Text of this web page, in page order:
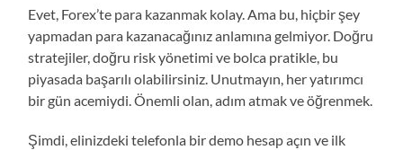
Evet, Forex’te para kazanmak kolay. Ama bu, hiçbir şey
yapmadan para kazanacağınız anlamına gelmiyor. Doğru
stratejiler, doğru risk yönetimi ve bolca pratikle, bu
piyasada başarılı olabilirsiniz. Unutmayın, her yatırımcı
bir gün acemiydi. Önemli olan, adım atmak ve öğrenmek.
Şimdi, elinizdeki telefonla bir demo hesap açın ve ilk